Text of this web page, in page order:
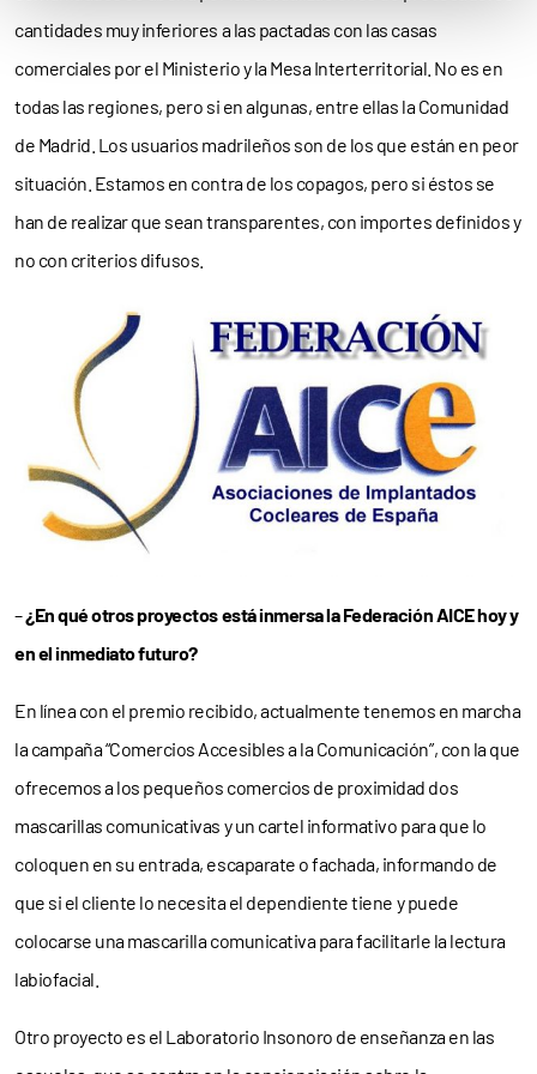
cantidades muy inferiores a las pactadas con las casas
comerciales por el Ministerio y la Mesa Interterritorial. No es en
todas las regiones, pero si en algunas, entre ellas la Comunidad
de Madrid. Los usuarios madrileños son de los que están en peor
situación. Estamos en contra de los copagos, pero si éstos se
han de realizar que sean transparentes, con importes definidos y
no con criterios difusos.
–¿En qué otros proyectos está inmersa la Federación AICE hoy y
en el inmediato futuro?
En línea con el premio recibido, actualmente tenemos en marcha
la campaña “Comercios Accesibles a la Comunicación”, con la que
ofrecemos a los pequeños comercios de proximidad dos
mascarillas comunicativas y un cartel informativo para que lo
coloquen en su entrada, escaparate o fachada, informando de
que si el cliente lo necesita el dependiente tiene y puede
colocarse una mascarilla comunicativa para facilitarle la lectura
labiofacial.
Otro proyecto es el Laboratorio Insonoro de enseñanza en las